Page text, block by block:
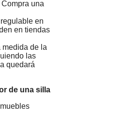
una
en
en tiendas
medida de la
las
quedará
de una silla